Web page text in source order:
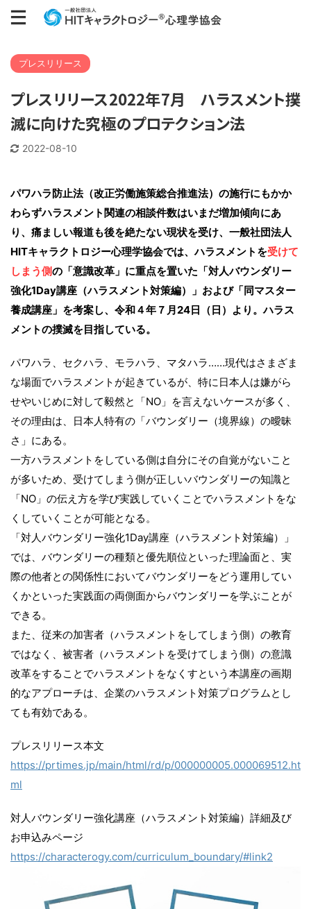
プレスリリース
プレスリリース2022年7月 ハラスメント撲
滅に向けた究極のプロテクション法
2022-08-10
パワハラ防止法（改正労働施策総合推進法）の施行にもかか
わらずハラスメント関連の相談件数はいまだ増加傾向にあ
り、痛ましい報道も後を絶たない現状を受け、一般社団法人
HITキャラクトロジー心理学協会では、ハラスメントを受けて
しまう側の「意識改革」に重点を置いた「対人バウンダリー
強化1Day講座（ハラスメント対策編）」および「同マスター
養成講座」を考案し、令和４年７月24日（日）より。ハラス
メントの撲滅を目指している。
パワハラ、セクハラ、モラハラ、マタハラ……現代はさまざま
な場面でハラスメントが起きているが、特に日本人は嫌がら
せやいじめに対して毅然と「NO」を言えないケースが多く、
その理由は、日本人特有の「バウンダリー（境界線）の曖昧
さ」にある。
一方ハラスメントをしている側は自分にその自覚がないこと
が多いため、受けてしまう側が正しいバウンダリーの知識と
「NO」の伝え方を学び実践していくことでハラスメントをな
くしていくことが可能となる。
「対人バウンダリー強化1Day講座（ハラスメント対策編）」
では、バウンダリーの種類と優先順位といった理論面と、実
際の他者との関係性においてバウンダリーをどう運用してい
くかといった実践面の両側面からバウンダリーを学ぶことが
できる。
また、従来の加害者（ハラスメントをしてしまう側）の教育
ではなく、被害者（ハラスメントを受けてしまう側）の意識
改革をすることでハラスメントをなくすという本講座の画期
的なアプローチは、企業のハラスメント対策プログラムとし
ても有効である。
プレスリリース本文
https://prtimes.jp/main/html/rd/p/000000005.000069512.ht
ml
対人バウンダリー強化講座（ハラスメント対策編）詳細及び
お申込みページ
https://characterogy.com/curriculum_boundary/#link2